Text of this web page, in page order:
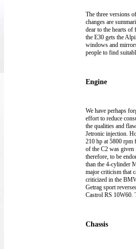
The three versions
changes are
dear to the hearts
the E30 gets the
windows and
people to find
Engine
We have perhaps
effort to reduce
the qualities and
Jetronic injection.
210 hp at 5800 rpm
of the C2 was given
therefore, to be
than the 4-cylinder
major criticism that
criticized in the
Getrag sport
Castrol RS 10W60.
Chassis